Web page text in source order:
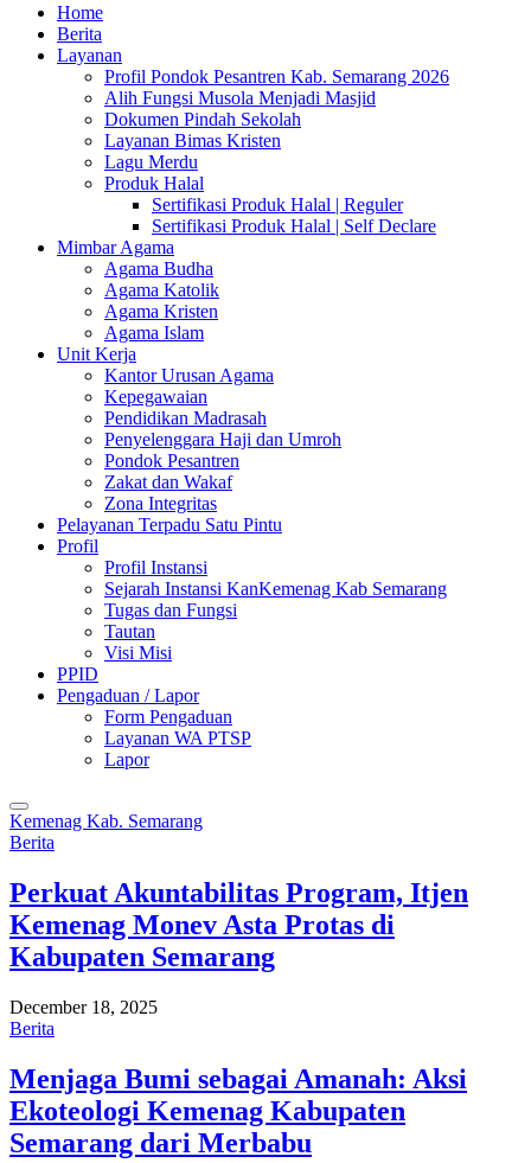
Home
Berita
Layanan
Profil Pondok Pesantren Kab. Semarang 2026
Alih Fungsi Musola Menjadi Masjid
Dokumen Pindah Sekolah
Layanan Bimas Kristen
Lagu Merdu
Produk Halal
Sertifikasi Produk Halal | Reguler
Sertifikasi Produk Halal | Self Declare
Mimbar Agama
Agama Budha
Agama Katolik
Agama Kristen
Agama Islam
Unit Kerja
Kantor Urusan Agama
Kepegawaian
Pendidikan Madrasah
Penyelenggara Haji dan Umroh
Pondok Pesantren
Zakat dan Wakaf
Zona Integritas
Pelayanan Terpadu Satu Pintu
Profil
Profil Instansi
Sejarah Instansi KanKemenag Kab Semarang
Tugas dan Fungsi
Tautan
Visi Misi
PPID
Pengaduan / Lapor
Form Pengaduan
Layanan WA PTSP
Lapor
Kemenag Kab. Semarang
Berita
Perkuat Akuntabilitas Program, Itjen
Kemenag Monev Asta Protas di
Kabupaten Semarang
December 18, 2025
Berita
Menjaga Bumi sebagai Amanah: Aksi
Ekoteologi Kemenag Kabupaten
Semarang dari Merbabu